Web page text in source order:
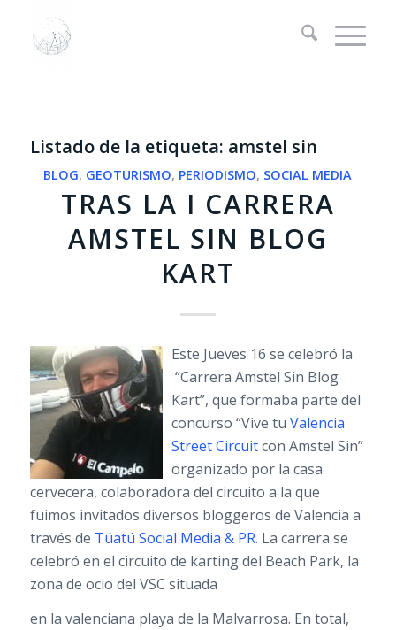
Listado de la etiqueta: amstel sin
BLOG, GEOTURISMO, PERIODISMO, SOCIAL MEDIA
TRAS LA I CARRERA
AMSTEL SIN BLOG
KART
Este Jueves 16 se celebró la
“Carrera Amstel Sin Blog
Kart”, que formaba parte del
concurso “Vive tu Valencia
Street Circuitcon Amstel Sin”
organizado por la casa
cervecera, colaboradora del circuito a la que
fuimos invitados diversos bloggeros de Valencia a
través de Túatú Social Media & PR. La carrera se
celebró en el circuito de karting del Beach Park, la
zona de ocio del VSC situada
en la valenciana playa de la Malvarrosa. En total,